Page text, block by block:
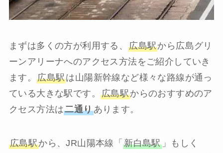
まずは多くの方が利用する、広島駅から広島グリ
ーンアリーナへのアクセス方法をご紹介していき
ます。広島駅は山陽新幹線など様々な路線が通っ
ている大きな駅です。 広島駅からのおすすめのア
クセス方法は二通りあります。
広島駅から、JR山陽本線「新白島駅」もしく